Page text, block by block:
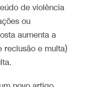
de violência
ou
aumenta a
reclusão e multa)